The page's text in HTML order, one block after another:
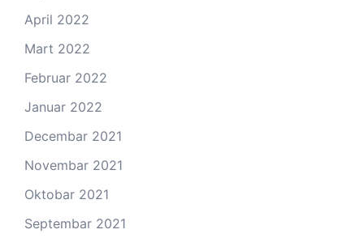
April 2022
Mart 2022
Februar 2022
Januar 2022
Decembar 2021
Novembar 2021
Oktobar 2021
Septembar 2021